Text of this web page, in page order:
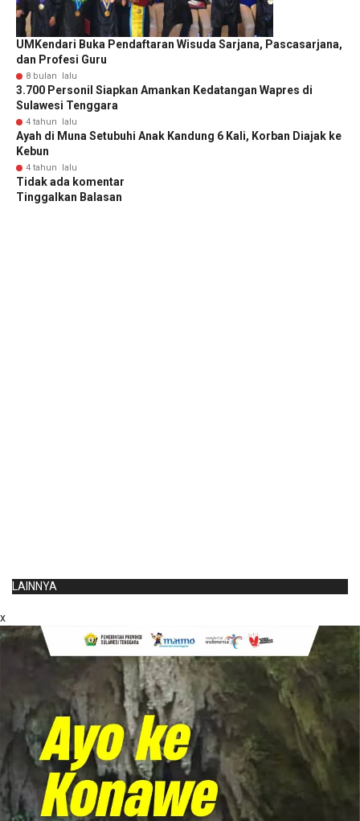
UMKendari Buka Pendaftaran Wisuda Sarjana, Pascasarjana,
dan Profesi Guru
8 bulan lalu
3.700 Personil Siapkan Amankan Kedatangan Wapres di
Sulawesi Tenggara
4 tahun lalu
Ayah di Muna Setubuhi Anak Kandung 6 Kali, Korban Diajak ke
Kebun
4 tahun lalu
Tidak ada komentar
Tinggalkan Balasan
LAINNYA
x